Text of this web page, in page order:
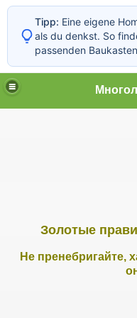
Золотые
Не пренебригайте,
Tipp: Eine eigene
als du denkst. So
passenden